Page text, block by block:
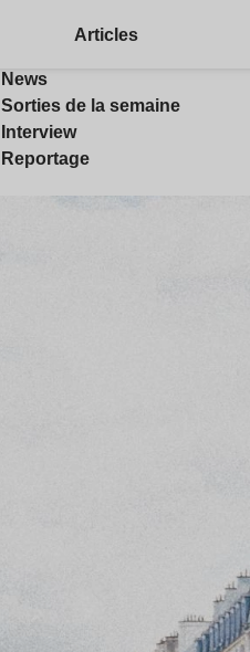
Articles
News
Sorties de la semaine
Interview
Reportage